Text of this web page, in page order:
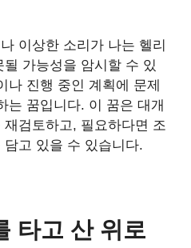
이상한 소리가 나는 헬리
가능성을 암시할 수 있
나 진행 중인 계획에 문제
는 꿈입니다. 이 꿈은 대개
검토하고, 필요하다면 조
고 있을 수 있습니다.
타고 산 위로